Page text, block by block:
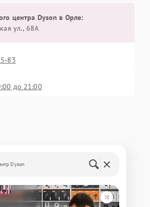
центра Dyson в Орле:
ул., 68А
83
до 21:00
Dyson